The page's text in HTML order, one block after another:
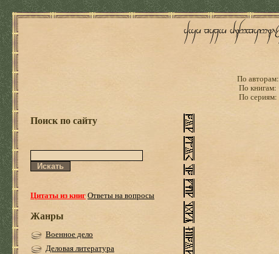
По авторам:
По книгам:
По сериям:
Поиск по сайту
Цитаты из книгОтветы на вопросы
Жанры
Военное дело
Деловая литература